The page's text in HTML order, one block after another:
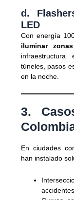
d.
LED
Con energía
iluminar
túneles, pasos
en la noche.
3.
En ciudades
han instalado